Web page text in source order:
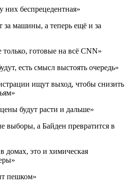
них беспрецедентная»
машины, а теперь ещё и за
готовые на всё CNN»
есть смысл выстоять очередь»
ищут выход, чтобы снизить
будут расти и дальше»
выборы, а Байден превратится в
домах, это и химическая
пешком»